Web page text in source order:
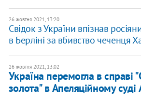
26 жовтня 2021, 13:20
Свідок з України впізнав
в Берліні за вбивство чеченця
26 жовтня 2021, 13:02
Україна перемогла в справі
золота" в Апеляційному